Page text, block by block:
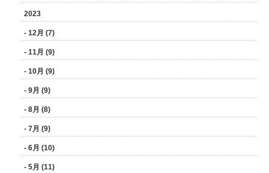
2023
- 12月 (7)
- 11月 (9)
- 10月 (9)
- 9月 (9)
- 8月 (8)
- 7月 (9)
- 6月 (10)
- 5月 (11)